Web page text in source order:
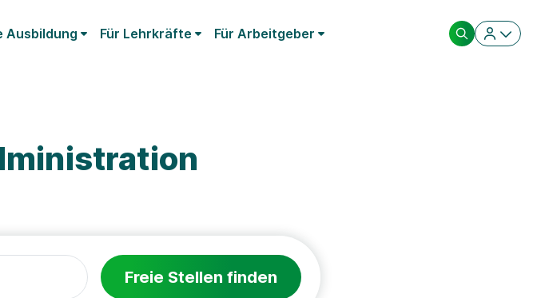
Ausbildung Für Lehrkräfte Für Arbeitgeber
Freie Stellen finden